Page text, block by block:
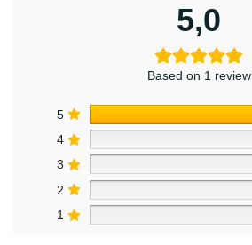
5,0
Based on 1 review
5
4
3
2
1